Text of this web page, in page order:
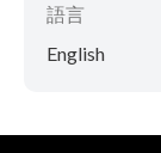
語言
English